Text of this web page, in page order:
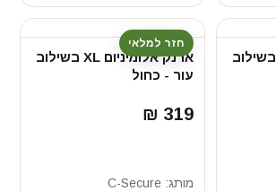
ארנק אלומיניום XL בשילוב
חזר למלאי
ארנק אלומיניום XL בשילוב
עור - כחול
319 ₪
מותג: C-Secure